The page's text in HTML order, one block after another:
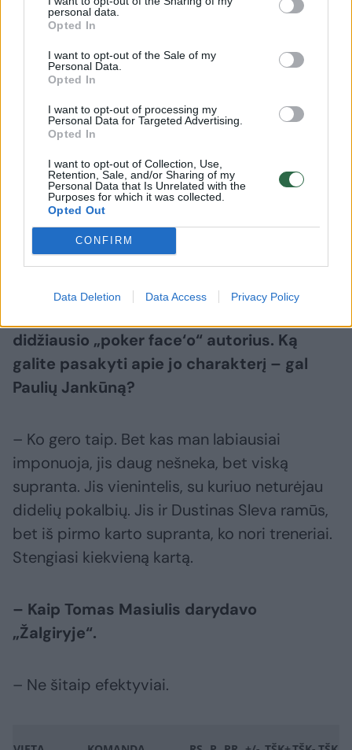
personal data.
Opted In
I want to opt-out of the Sale of my
Personal Data.
Opted In
I want to opt-out of processing my
Personal Data for Targeted Advertising.
Opted In
I want to opt-out of Collection, Use,
Retention, Sale, and/or Sharing of my
Personal Data that Is Unrelated with the
Purposes for which it was collected.
Opted Out
CONFIRM
Data Deletion Data Access Privacy Policy
blokas ir ar dar stebina, kad jis taip gali
sustabdyti varžovų puolėjus?
– Tikrai ne, ne pirmą kartą tai padaro. Galbūt
kiti žaidėjai nesitiki, kad jis gali taip
nustoguoti, o jis tą šuolį tikrai turi. Smagu, jog
prie plius 20 jis eina į tokias situacijas.
SYLVAIN FRANCISCO, WHAT HAVE YOU DONE???
(Presented by: Go3)pic.twitter.com/Z4TfLFpy0B
— BC Zalgiris Kaunas (@bczalgiris)February 3, 2026
didžiausio „poker face‘o“ autorius. Ką
galite pasakyti apie jo charakterį – gal
Paulių Jankūną?
– Ko gero taip. Bet kas man labiausiai
imponuoja, jis daug nešneka, bet viską
supranta. Jis vienintelis, su kuriuo neturėjau
didelių pokalbių. Jis ir Dustinas Sleva ramūs,
bet iš pirmo karto supranta, ko nori treneriai.
Stengiasi kiekvieną kartą.
– Kaip Tomas Masiulis darydavo
„Žalgiryje“.
– Ne šitaip efektyviai.